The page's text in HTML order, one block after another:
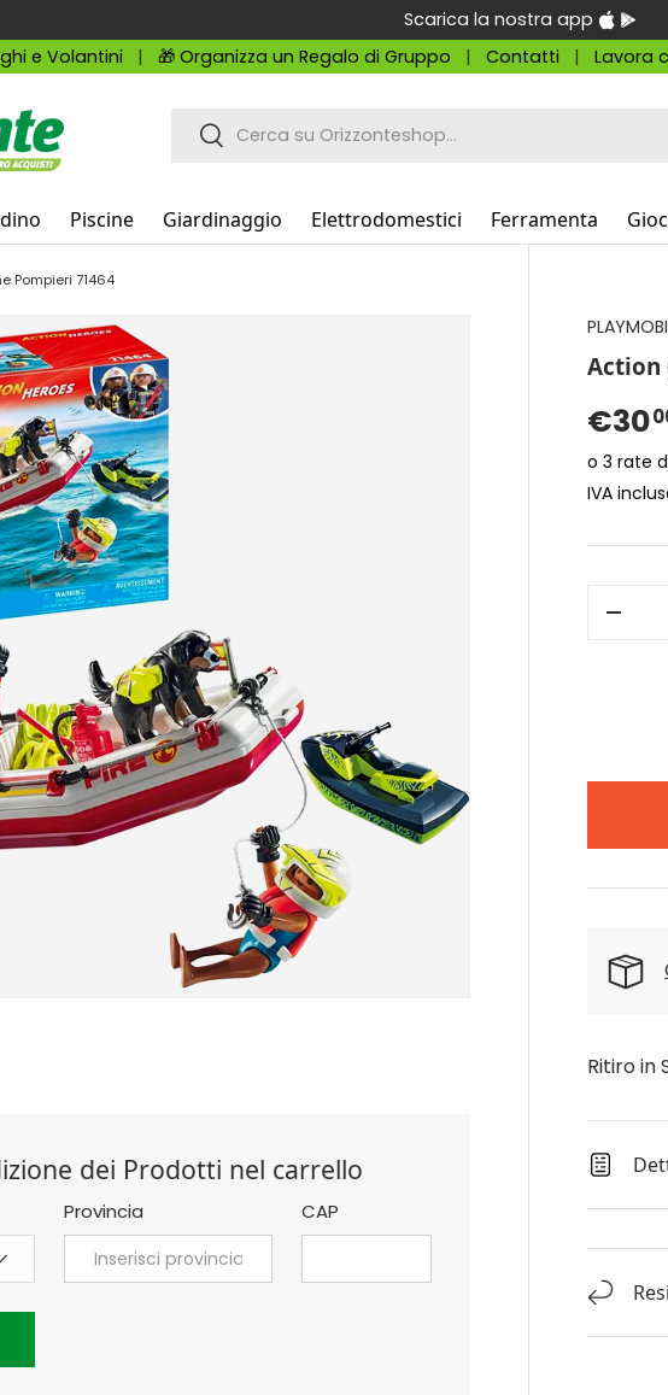
Scarica la nostra app
e Volantini
🎁 Organizza un Regalo di Gruppo Contatti Lavora
Cerca
Cerca
Piscine Giardinaggio Elettrodomestici Ferramenta
Pompieri 71464
€30
IVA
-
Ritiro in
dei Prodotti nel carrello
Provincia CAP